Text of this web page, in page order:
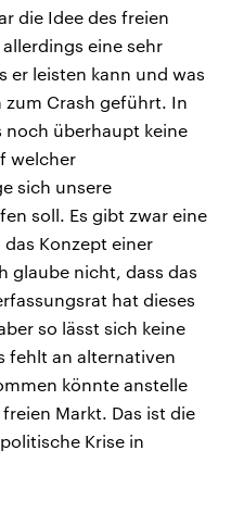
die Idee des freien
eine sehr
er leisten kann und was
Crash geführt. In
überhaupt keine
welcher
sich unsere
soll. Es gibt zwar eine
Konzept einer
glaube nicht, dass das
hat dieses
so lässt sich keine
fehlt an alternativen
könnte anstelle
Markt. Das ist die
Krise in